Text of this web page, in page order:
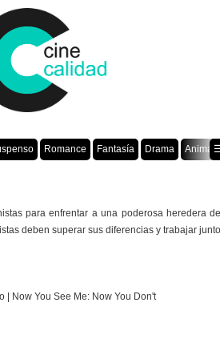
Romance Fantasía Drama
para enfrentar a una poderosa heredera
deben superar sus diferencias y trabajar
| Now You See Me: Now You Don't